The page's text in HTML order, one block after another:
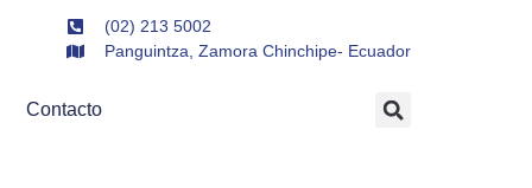
(02) 213 5002
Panguintza, Zamora Chinchipe- Ecuador
Contacto